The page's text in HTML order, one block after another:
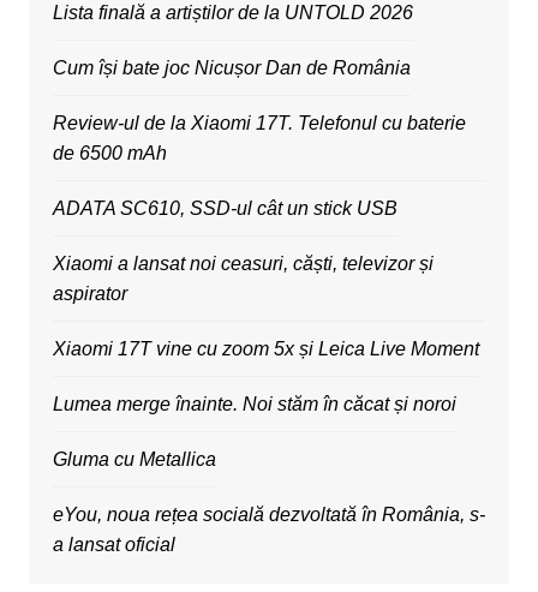
Lista finală a artiștilor de la UNTOLD 2026
Cum își bate joc Nicușor Dan de România
Review-ul de la Xiaomi 17T. Telefonul cu baterie
de 6500 mAh
ADATA SC610, SSD-ul cât un stick USB
Xiaomi a lansat noi ceasuri, căști, televizor și
aspirator
Xiaomi 17T vine cu zoom 5x și Leica Live Moment
Lumea merge înainte. Noi stăm în căcat și noroi
Gluma cu Metallica
eYou, noua rețea socială dezvoltată în România, s-
a lansat oficial